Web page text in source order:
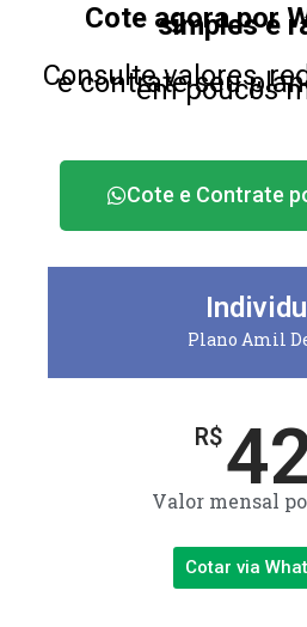
Cote agora por
simples e
Consulte valores,
e contrate seu
em poucos
Cote e Contrate
Plano Amil
R$
Valor mensal
Cotar via